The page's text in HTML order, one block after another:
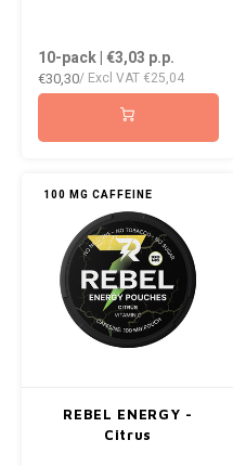
10-pack | €3,03 p.p.
€30,30/ Excl VAT €25,04
100 MG CAFFEINE
REBEL ENERGY -
Citrus